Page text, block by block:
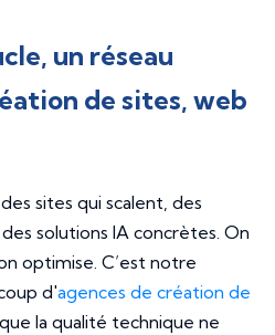
un réseau
de sites, web
sites qui scalent, des
solutions IA concrètes. On
optimise. C’est notre
d'agences de création de
la qualité technique ne